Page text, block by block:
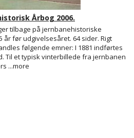
Årbog 2006.
tilbage på jernbanehistoriske
år før udgivelsesåret. 64 sider. Rigt
følgende emner: I 1881 indførtes
Til et typisk vinterbillede fra jernbanen
...more